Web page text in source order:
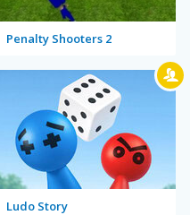
Penalty Shooters 2
Ludo Story